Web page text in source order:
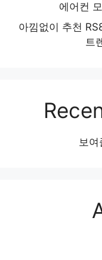
에어컨
아낌없이 추천
트
보